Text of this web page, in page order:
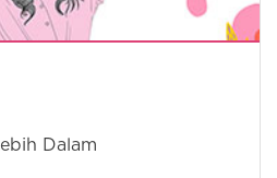
Dalam